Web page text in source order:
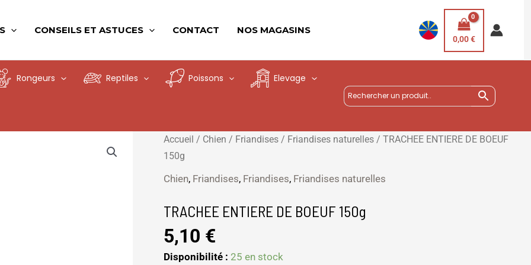
CONSEILS ET ASTUCES CONTACT NOS MAGASINS
0,00€
Rongeurs Reptiles Poissons Elevage
Accueil / Chien / Friandises / Friandises naturelles / TRACHEE ENTIERE DE BOEUF
150g
Chien, Friandises, Friandises, Friandises naturelles
TRACHEE ENTIERE DE BOEUF 150g
5,10 €
Disponibilité : 25 en stock
quantité
de
TRACHEE
DE
150g